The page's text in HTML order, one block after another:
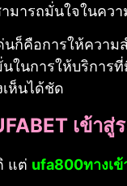
ารถมั่นใจในค
ก็คือการให้คว
นการให้บริการ
ห็นได้ชัด
เข้าสู่
แต่ ufa800ทางเข้